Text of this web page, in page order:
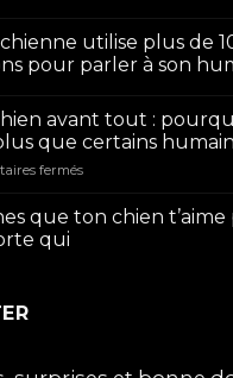
utilise plus de
pour parler à son
avant tout :
que certains
ferméssur
chien
plus
que ton chien
qui